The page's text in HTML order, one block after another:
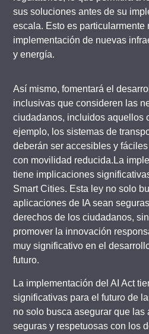
sus soluciones antes de su
escala. Esto es particularmente
implementación de nuevas
y energía.
Así mismo, fomentará el
inclusivas que consideren las
ciudadanos, incluidos aquellos
ejemplo, los sistemas de
deberán ser accesibles y
con movilidad reducida.La
tiene implicaciones
Smart Cities. Esta ley no solo
aplicaciones de IA sean
derechos de los ciudadanos,
promover la innovación
muy significativo en el
futuro.
La implementación del AI Act
significativas para el futuro de
no solo busca asegurar que las
seguras y respetuosas con los